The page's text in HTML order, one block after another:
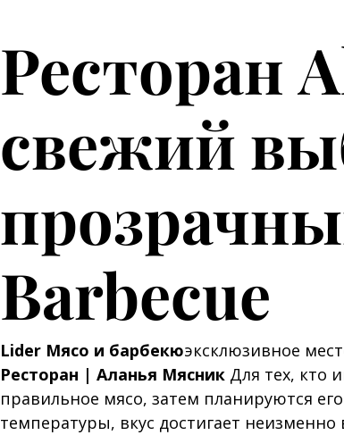
Ресторан
свежий
Barbecue
Lider Мясо и барбекюэксклюзивное
Ресторан | Аланья Мясник Для тех, кто
правильное мясо, затем планируются
температуры, вкус достигает